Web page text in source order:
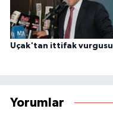
Uçak'tan ittifak vurgusu
Yorumlar